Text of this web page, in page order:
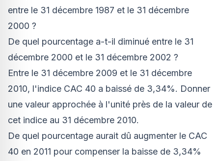
entre le 31 décembre 1987 et le 31 décembre
2000 ?
De quel pourcentage a-t-il diminué entre le 31
décembre 2000 et le 31 décembre 2002 ?
Entre le 31 décembre 2009 et le 31 décembre
2010, l'indice CAC 40 a baissé de 3,34%. Donner
une valeur approchée à l'unité près de la valeur de
cet indice au 31 décembre 2010.
De quel pourcentage aurait dû augmenter le CAC
40 en 2011 pour compenser la baisse de 3,34%